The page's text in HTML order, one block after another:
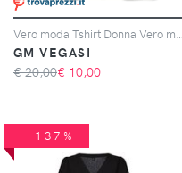
GM VEGASI
€ 20,00€ 10,00
--137%